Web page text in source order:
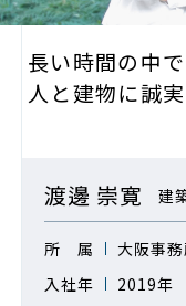
長い時間の中
人と建物に誠
渡邊 崇寛 建
所 属
大阪事
入社年
2019年